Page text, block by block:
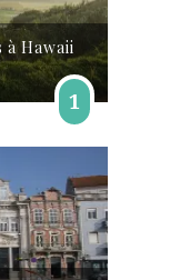
à Hawaii
1